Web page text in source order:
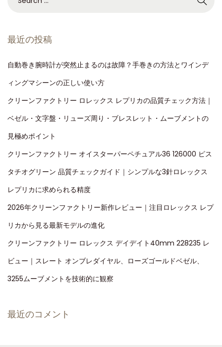
最近の投稿
自動巻き腕時計が突然止まるのは故障？手巻きの方法とワインデ
ィングマシーンの正しい使い方
クリーンファクトリー ロレックス レプリカの品質チェック方法｜
ベゼル・文字盤・リューズ周り・ブレスレット・ムーブメントの
見極めポイント
クリーンファクトリー オイスターパーペチュアル36 126000 ピス
タチオグリーン 品質チェックガイド｜シンプルな3針ロレックス
レプリカに求められる精度
2026年クリーンファクトリー新作レビュー｜注目ロレックス レプ
リカから見る最新モデルの進化
クリーンファクトリー ロレックス デイデイト40mm 228235 レ
ビュー｜スレート オンブレダイヤル、ローズゴールドベゼル、
3255ムーブメントを技術的に観察
最近のコメント